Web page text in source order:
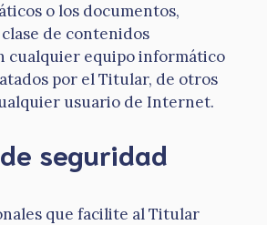
o los documentos,
de contenidos
cualquier equipo informático
por el Titular, de otros
usuario de Internet.
seguridad
que facilite al Titular